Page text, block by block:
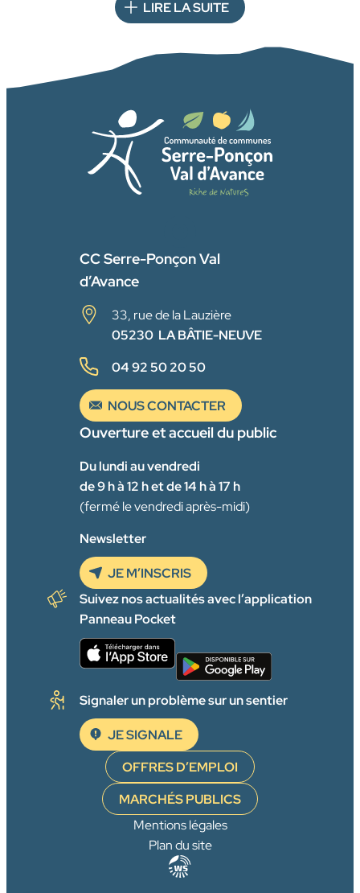
LIRE LA SUITE
CC Serre-Ponçon Val
d’Avance
33, rue de la Lauzière
05230 LA BÂTIE-NEUVE
04 92 50 20 50
NOUS CONTACTER
Ouverture et accueil du public
Du lundi au vendredi
de 9 h à 12 h et de 14 h à 17 h
(fermé le vendredi après-midi)
Newsletter
JE M’INSCRIS
Suivez nos actualités avec l’application
Panneau Pocket
Signaler un problème sur un sentier
JE SIGNALE
OFFRES D’EMPLOI
MARCHÉS PUBLICS
Mentions légales
Plan du site
Agence